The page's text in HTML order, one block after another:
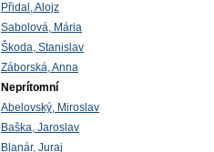
Přidal, Alojz
Sabolová, Mária
Škoda, Stanislav
Záborská, Anna
Neprítomní
Abelovský, Miroslav
Baška, Jaroslav
Blanár, Juraj